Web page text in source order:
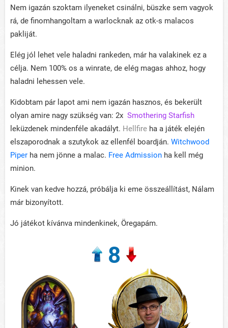
Nem igazán szoktam ilyeneket csinálni, büszke sem vagyok
rá, de finomhangoltam a warlocknak az otk-s malacos
pakliját.
Elég jól lehet vele haladni rankeden, már ha valakinek ez a
célja. Nem 100% os a winrate, de elég magas ahhoz, hogy
haladni lehessen vele.
Kidobtam pár lapot ami nem igazán hasznos, és bekerült
olyan amire nagy szükség van: 2x Smothering Starfish
leküzdenek mindenféle akadályt. Hellfire ha a játék elején
elszaporodnak a szutykok az ellenfél boardján. Witchwood
Piper ha nem jönne a malac. Free Admission ha kell még
minion.
Kinek van kedve hozzá, próbálja ki eme összeállítást, Nálam
már bizonyított.
Jó játékot kívánva mindenkinek, Öregapám.
8